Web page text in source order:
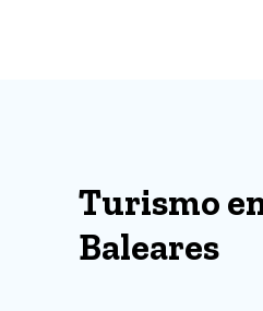
Turismo
Baleares